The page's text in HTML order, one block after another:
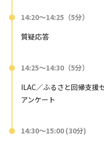
14:20～14:25（5分）
質疑応答
14:25～14:30（5分）
ILAC／ふるさと回帰支援
アンケート
14:30～15:00 (30分)